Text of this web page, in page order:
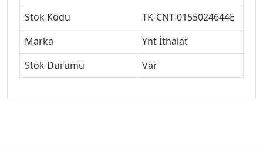
Stok Kodu
TK-CNT-0155024644E
Marka
Ynt İthalat
Stok Durumu
Var